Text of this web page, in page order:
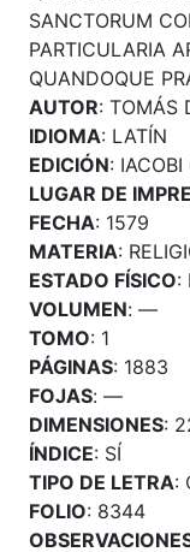
SANCTORUM
PARTICULARIA
QUANDOQUE
AUTOR: TOMÁS
IDIOMA: LATÍN
EDICIÓN:
LUGAR DE
FECHA: 1579
MATERIA:
ESTADO FÍSICO:
VOLUMEN: —
TOMO: 1
PÁGINAS: 1883
FOJAS: —
DIMENSIONES:
ÍNDICE: SÍ
TIPO DE LETRA:
FOLIO: 8344